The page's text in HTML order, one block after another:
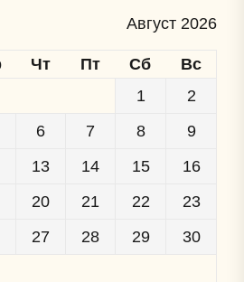
Август 2026
Чт Пт Сб
Вс
1
2
6 7 8
9
13 14 15
16
20 21 22
23
27 28 29
30